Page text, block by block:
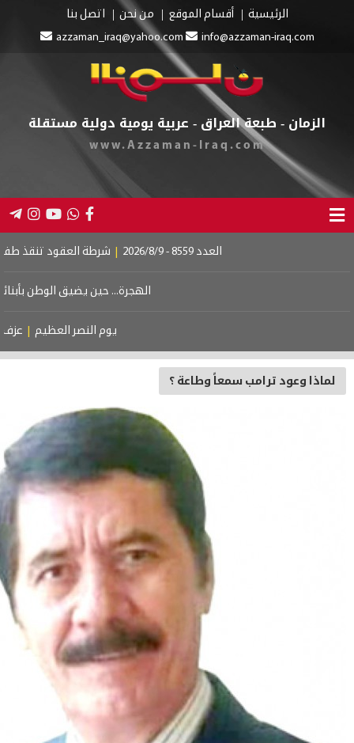
أقسام الموقع من نحن
اتصل بنا
azzaman_iraq@yahoo.com
العراق - عربية يومية دولية مستقلة
www.Azzaman-Iraq.com
شرطة العقود تنقذ طفلين من الغرق بالموصل |
الهجرة... حين يضيق الوطن بأبنائه | دبلوماسية الاربعين
عزف على وتر الخسارات |
سمعاً وطاعة ؟